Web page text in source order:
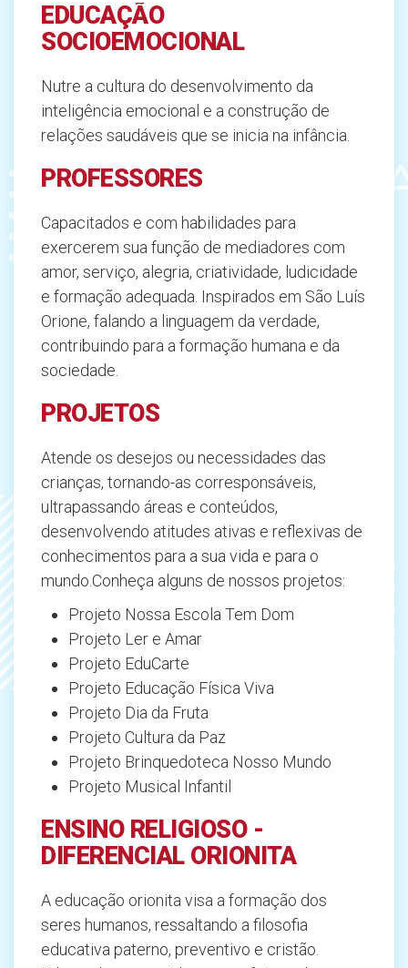
EDUCAÇÃO
SOCIOEMOCIONAL
Nutre a cultura do desenvolvimento da
inteligência emocional e a construção de
relações saudáveis que se inicia na infância.
PROFESSORES
Capacitados e com habilidades para
exercerem sua função de mediadores com
amor, serviço, alegria, criatividade, ludicidade
e formação adequada. Inspirados em São Luís
Orione, falando a linguagem da verdade,
contribuindo para a formação humana e da
sociedade.
PROJETOS
Atende os desejos ou necessidades das
crianças, tornando-as corresponsáveis,
ultrapassando áreas e conteúdos,
desenvolvendo atitudes ativas e reflexivas de
conhecimentos para a sua vida e para o
mundo. Conheça alguns de nossos projetos:
Projeto Nossa Escola Tem Dom
Projeto Ler e Amar
Projeto EduCarte
Projeto Educação Física Viva
Projeto Dia da Fruta
Projeto Cultura da Paz
Projeto Brinquedoteca Nosso Mundo
Projeto Musical Infantil
ENSINO RELIGIOSO -
DIFERENCIAL ORIONITA
A educação orionita visa a formação dos
seres humanos, ressaltando a filosofia
educativa paterno, preventivo e cristão.